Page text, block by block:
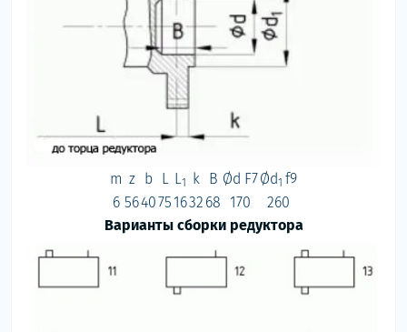
m z b L L1 k B Ød F7Ød1 f9
6 5640751632 68 170
260
Варианты сборки редуктора